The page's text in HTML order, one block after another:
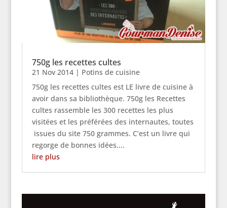
750g les recettes cultes
21 Nov 2014| Potins de cuisine
750g les recettes cultes est LE livre de cuisine à
avoir dans sa bibliothèque. 750g les Recettes
cultes rassemble les 300 recettes les plus
visitées et les préférées des internautes, toutes
issues du site 750 grammes. C’est un livre qui
regorge de bonnes idées....
lire plus